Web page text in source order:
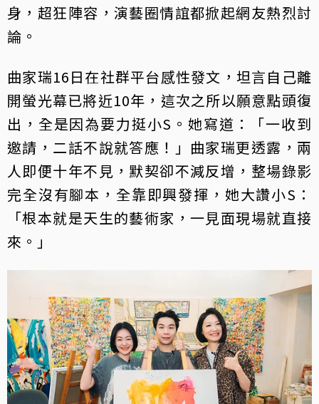
身，超狂陣容，演藝圈情誼都掀起網友熱烈討
論。
曲家瑞16日在社群平台感性發文，坦言自己離
開螢光幕已將近10年，這次之所以願意點頭復
出，全是因為要力挺小S。她寫道：「一收到
邀請，二話不說就答應！」曲家瑞更透露，兩
人即便十年不見，默契卻不減反增，整場錄影
完全沒有腳本，全靠即興發揮，她大讚小S：
「根本就是天生的藝術家，一見面現場就直接
來。」